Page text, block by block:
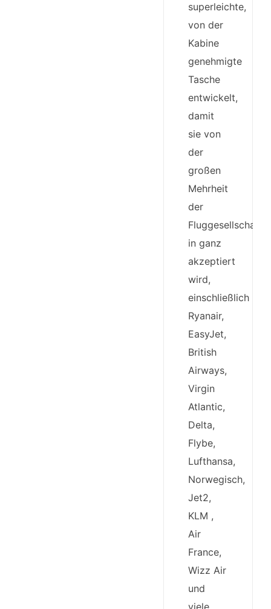
superleichte,
von der
Kabine
genehmigte
Tasche
entwickelt,
damit
sie von
der
großen
Mehrheit
der
in ganz
akzeptiert
wird,
einschließlich
Ryanair,
EasyJet,
British
Airways,
Virgin
Atlantic,
Delta,
Flybe,
Lufthansa,
Norwegisch,
Jet2,
KLM ,
Air
France,
Wizz Air
und
viele